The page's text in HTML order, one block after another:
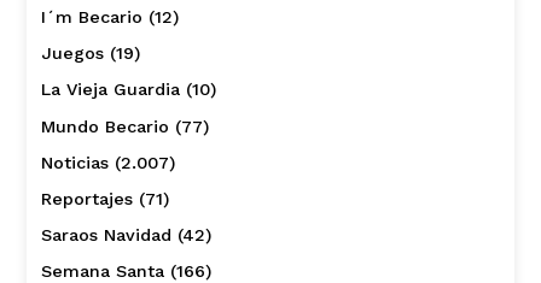
I´m Becario (12)
Juegos(19)
La Vieja Guardia(10)
Mundo Becario (77)
Noticias(2.007)
Reportajes(71)
Saraos Navidad (42)
Semana Santa(166)